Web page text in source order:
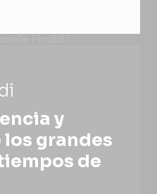
y
grandes
de